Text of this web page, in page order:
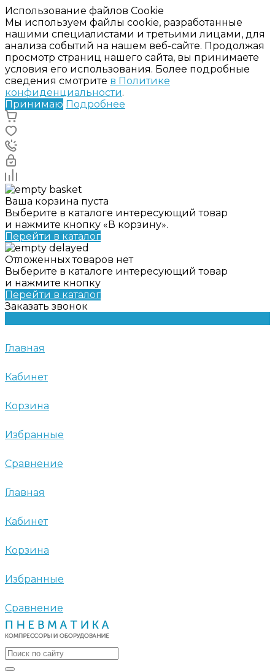
Использование файлов Cookie
Мы используем файлы cookie, разработанные
нашими специалистами и третьими лицами, для
анализа событий на нашем веб-сайте. Продолжая
просмотр страниц нашего сайта, вы принимаете
условия его использования. Более подробные
сведения смотрите в Политике
конфиденциальности.
Принимаю Подробнее
Ваша корзина пуста
Выберите в каталоге интересующий товар
и нажмите кнопку «В корзину».
Перейти в каталог
Отложенных товаров нет
Выберите в каталоге интересующий товар
и нажмите кнопку
Перейти в каталог
Заказать звонок
Главная
Кабинет
Корзина
Избранные
Сравнение
Главная
Кабинет
Корзина
Избранные
Сравнение